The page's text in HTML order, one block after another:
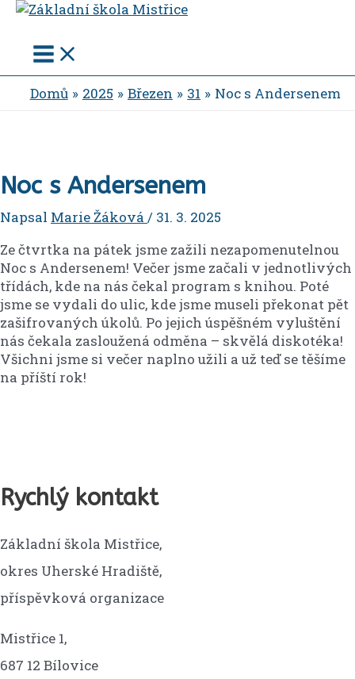
Přeskočit
obsah
Main
Menu
Domů 2025 Březen 31 Noc s Andersenem
Noc s Andersenem
Napsal Marie Žáková / 31. 3. 2025
Ze čtvrtka na pátek jsme zažili nezapomenutelnou
Noc s Andersenem! Večer jsme začali v jednotlivých
třídách, kde na nás čekal program s knihou. Poté
jsme se vydali do ulic, kde jsme museli překonat pět
zašifrovaných úkolů. Po jejich úspěšném vyluštění
nás čekala zasloužená odměna – skvělá diskotéka!
Všichni jsme si večer naplno užili a už teď se těšíme
na příští rok!
Rychlý kontakt
Základní škola Mistřice,
okres Uherské Hradiště,
příspěvková organizace
Mistřice 1,
687 12 Bílovice